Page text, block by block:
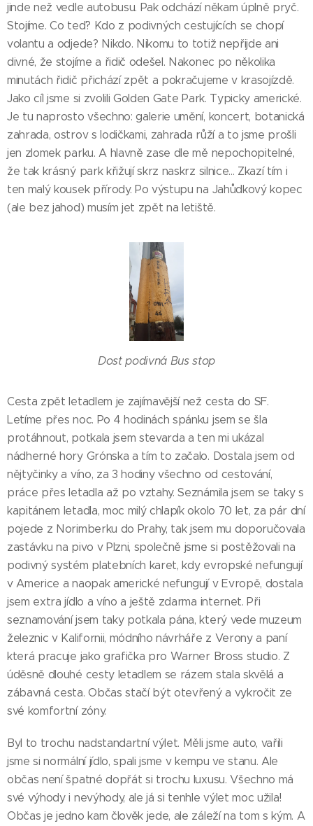
jinde než vedle autobusu. Pak odchází někam úplně pryč.
Stojíme. Co teď? Kdo z podivných cestujících se chopí
volantu a odjede? Nikdo. Nikomu to totiž nepřijde ani
divné, že stojíme a řidič odešel. Nakonec po několika
minutách řidič přichází zpět a pokračujeme v krasojízdě.
Jako cíl jsme si zvolili Golden Gate Park. Typicky americké.
Je tu naprosto všechno: galerie umění, koncert, botanická
zahrada, ostrov s lodičkami, zahrada růží a to jsme prošli
jen zlomek parku. A hlavně zase dle mě nepochopitelné,
že tak krásný park křižují skrz naskrz silnice... Zkazí tím i
ten malý kousek přírody. Po výstupu na Jahůdkový kopec
(ale bez jahod) musím jet zpět na letiště.
Dost podivná Bus stop
Cesta zpět letadlem je zajímavější než cesta do SF.
Letíme přes noc. Po 4 hodinách spánku jsem se šla
protáhnout, potkala jsem stevarda a ten mi ukázal
nádherné hory Grónska a tím to začalo. Dostala jsem od
nějtyčinky a víno, za 3 hodiny všechno od cestování,
práce přes letadla až po vztahy. Seznámila jsem se taky s
kapitánem letadla, moc milý chlapík okolo 70 let, za pár dní
pojede z Norimberku do Prahy, tak jsem mu doporučovala
zastávku na pivo v Plzni, společně jsme si postěžovali na
podivný systém platebních karet, kdy evropské nefungují
v Americe a naopak americké nefungují v Evropě, dostala
jsem extra jídlo a víno a ještě zdarma internet. Při
seznamování jsem taky potkala pána, který vede muzeum
železnic v Kalifornii, módního návrháře z Verony a paní
která pracuje jako grafička pro Warner Bross studio. Z
úděsně dlouhé cesty letadlem se rázem stala skvělá a
zábavná cesta. Občas stačí být otevřený a vykročit ze
své komfortní zóny.
Byl to trochu nadstandartní výlet. Měli jsme auto, vařili
jsme si normální jídlo, spali jsme v kempu ve stanu. Ale
občas není špatné dopřát si trochu luxusu. Všechno má
své výhody i nevýhody, ale já si tenhle výlet moc užila!
Občas je jedno kam člověk jede, ale záleží na tom s kým. A